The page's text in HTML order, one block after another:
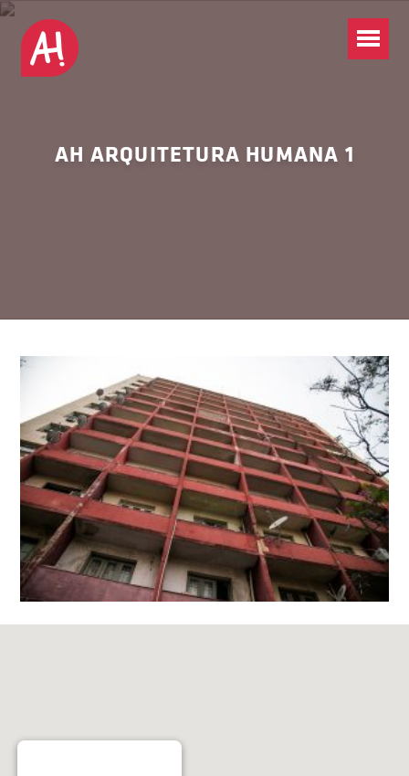
AH ARQUITETURA HUMANA 1